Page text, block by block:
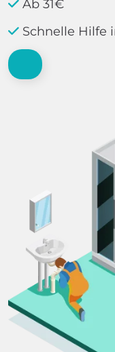
Ab 31€
Schnelle Hilfe